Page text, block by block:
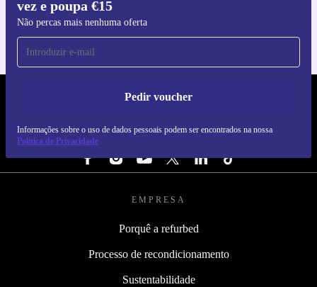
vez e poupa €15
Não percas mais nenhuma oferta
Pedir voucher
Informações sobre o uso de dados pessoais podem ser encontrados na nossa
Política de Privacidade
Para iOS e Android
REFURBED PORTUGAL - RETHINK NEW.
SEGUE-NOS
EMPRESA
Porquê a refurbed
Processo de recondicionamento
Sustentabilidade